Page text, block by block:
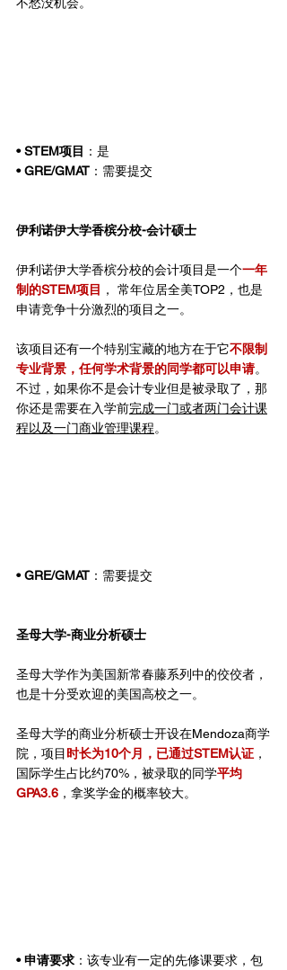
不愁没机会。
• STEM项目 ：是
• GRE/GMAT ：需要提交
伊利诺伊大学香槟分校-会计硕士
伊利诺伊大学香槟分校的会计项目是一个一年
制的STEM项目 ， 常年位居全美TOP2，也是
申请竞争十分激烈的项目之一。
该项目还有一个特别宝藏的地方在于它不限制
专业背景，任何学术背景的同学都可以申请。
不过，如果你不是会计专业但是被录取了，那
你还是需要在入学前完成一门或者两门会计课
程以及一门商业管理课程。
• GRE/GMAT ：需要提交
圣母大学-商业分析硕士
圣母大学作为美国新常春藤系列中的佼佼者，
也是十分受欢迎的美国高校之一。
圣母大学的商业分析硕士开设在Mendoza商学
院，项目 时长为10个月，已通过STEM认证 ，
国际学生占比约70%，被录取的同学平均
GPA3.6 ，拿奖学金的概率较大。
• 申请要求 ：该专业有一定的先修课要求，包